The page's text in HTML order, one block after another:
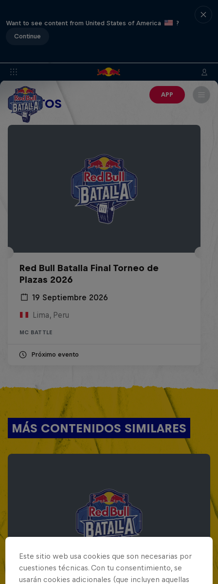
Want to see content from United States of America
?
Continue
APP
EVENTOS
Red Bull Batalla Final Torneo de
Plazas 2026
19 Septiembre 2026
Lima, Peru
MC BATTLE
Próximo evento
MÁS CONTENIDOS SIMILARES
Este sitio web usa cookies que son necesarias por
cuestiones técnicas. Con tu consentimiento, se
usarán cookies adicionales (que incluyen aquellas